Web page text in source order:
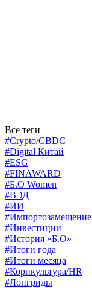
Все теги
#Crypto/CBDC
#Digital Китай
#ESG
#FINAWARD
#Б.О Women
#ВЭД
#ИИ
#Импортозамещение
#Инвестиции
#История «Б.О»
#Итоги года
#Итоги месяца
#Корпкультура/HR
#Лонгриды